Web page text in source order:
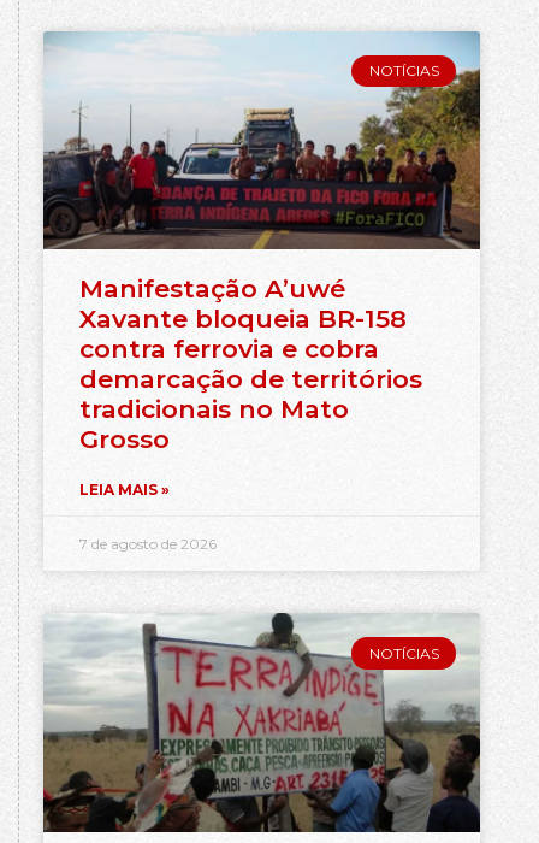
NOTÍCIAS
Manifestação A’uwé
Xavante bloqueia BR-158
contra ferrovia e cobra
demarcação de territórios
tradicionais no Mato
Grosso
LEIA MAIS »
7 de agosto de 2026
NOTÍCIAS